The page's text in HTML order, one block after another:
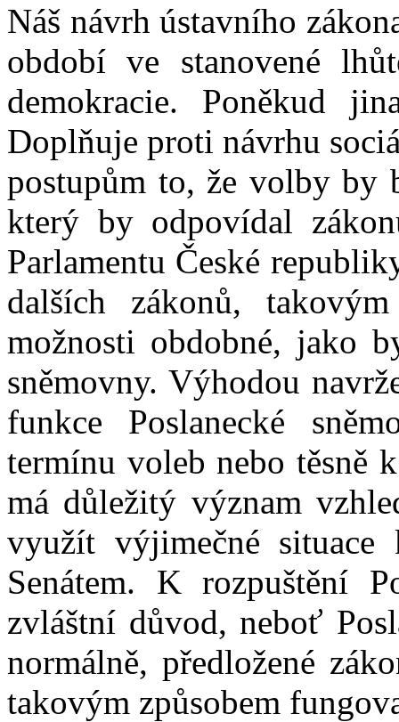
Náš návrh ústavního
období ve stanovené
demokracie. Poněkud
Doplňuje proti návrhu
postupům to, že volby by
který by odpovídal
Parlamentu České
dalších zákonů,
možnosti obdobné, jako
sněmovny. Výhodou
funkce Poslanecké
termínu voleb nebo těsně
má důležitý význam
využít výjimečné
Senátem. K rozpuštění
zvláštní důvod, neboť
normálně, předložené
takovým způsobem